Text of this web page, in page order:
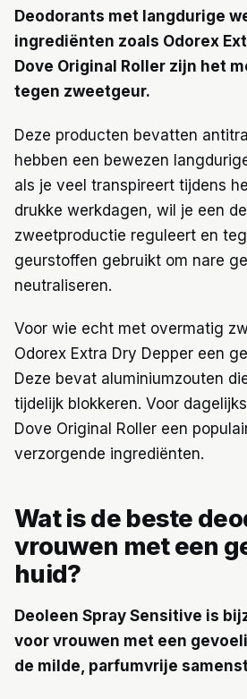
Deodorants met langdurige
ingrediënten zoals Odorex
Dove Original Roller zijn het
tegen zweetgeur.
Deze producten bevatten
hebben een bewezen
als je veel transpireert tijdens
drukke werkdagen, wil je een
zweetproductie reguleert en
geurstoffen gebruikt om nare
neutraliseren.
Voor wie echt met overmatig
Odorex Extra Dry Depper een
Deze bevat aluminiumzouten
tijdelijk blokkeren. Voor
Dove Original Roller een
verzorgende ingrediënten.
Wat is de beste
vrouwen met een
huid?
Deoleen Spray Sensitive is
voor vrouwen met een
de milde, parfumvrije